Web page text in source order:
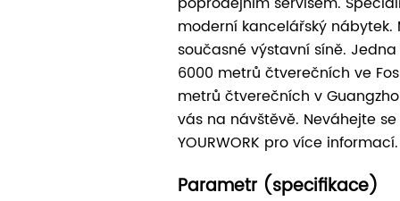
moderní kancelářský nábytek.
současné výstavní síně.
6000 metrů čtverečních ve
metrů čtverečních v
vás na návštěvě. Neváhejte
YOURWORK pro více informací.
Parametr (specifikace)